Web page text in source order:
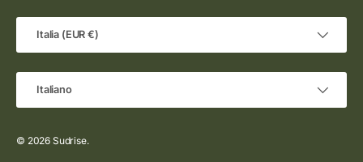
Italia (EUR €)
Italiano
© 2026 Sudrise.